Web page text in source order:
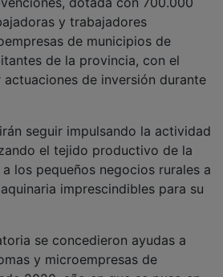
y trabajadores
de municipios de
de la provincia, con el
de inversión durante
el tejido productivo de la
los pequeños negocios rurales a
imprescindibles para su
y microempresas de
2020, año en que se puso en